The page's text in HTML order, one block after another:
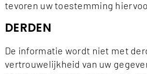
tevoren uw toestemming
DERDEN
De informatie wordt niet met
vertrouwelijkheid van uw